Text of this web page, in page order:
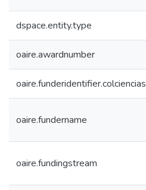
dspace.entity.type
oaire.awardnumber
oaire.funderidentifier.colciencias
oaire.fundername
oaire.fundingstream